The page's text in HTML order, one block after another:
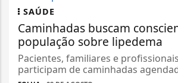
SAÚDE
Caminhadas buscam
população sobre lipedema
Pacientes, familiares e
participam de caminhadas